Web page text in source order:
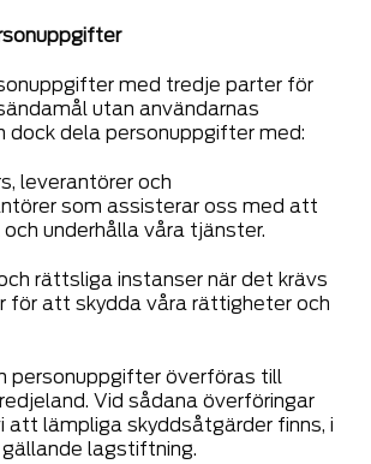
med tredje parter för
utan användarnas
dock dela personuppgifter med:
leverantörer och
som assisterar oss med att
underhålla våra tjänster.
rättsliga instanser när det krävs
för att skydda våra rättigheter och
personuppgifter överföras till
Vid sådana överföringar
att lämpliga skyddsåtgärder finns, i
lagstiftning.